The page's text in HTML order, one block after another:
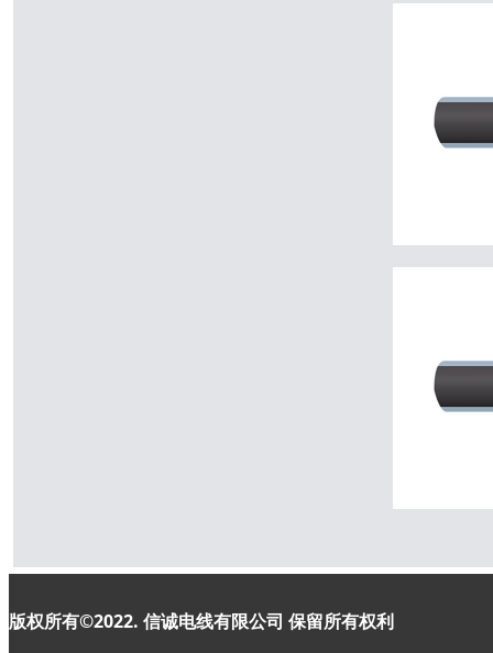
版权所有©2022. 信诚电线有限公司 保留所有权利